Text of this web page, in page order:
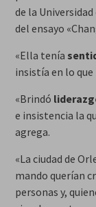
de la
del ensayo
«Ella tenía
insistía en lo que
«Brindó
e insistencia la
agrega.
«La ciudad de
mando querían
personas y,